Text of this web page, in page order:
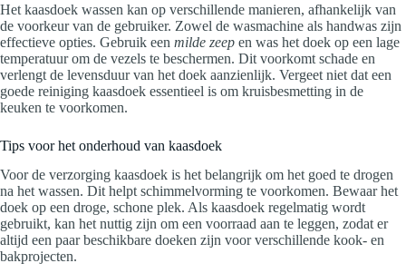
Het kaasdoek wassen kan op verschillende manieren, afhankelijk van
de voorkeur van de gebruiker. Zowel de wasmachine als handwas zijn
effectieve opties. Gebruik een milde zeep en was het doek op een lage
temperatuur om de vezels te beschermen. Dit voorkomt schade en
verlengt de levensduur van het doek aanzienlijk. Vergeet niet dat een
goede reiniging kaasdoek essentieel is om kruisbesmetting in de
keuken te voorkomen.
Tips voor het onderhoud van kaasdoek
Voor de verzorging kaasdoek is het belangrijk om het goed te drogen
na het wassen. Dit helpt schimmelvorming te voorkomen. Bewaar het
doek op een droge, schone plek. Als kaasdoek regelmatig wordt
gebruikt, kan het nuttig zijn om een voorraad aan te leggen, zodat er
altijd een paar beschikbare doeken zijn voor verschillende kook- en
bakprojecten.